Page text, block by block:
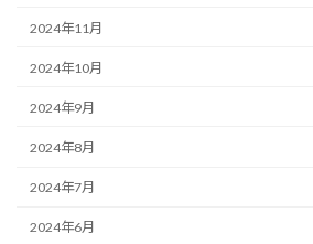
2024年11月
2024年10月
2024年9月
2024年8月
2024年7月
2024年6月